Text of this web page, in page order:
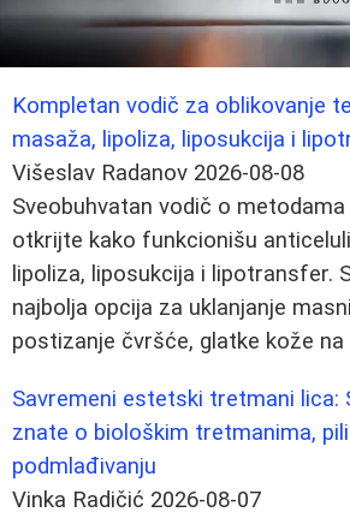
Kompletan vodič za oblikovanje
masaža, lipoliza, liposukcija i
Višeslav Radanov 2026-08-08
Sveobuhvatan vodič o
otkrijte kako funkcionišu
lipoliza, liposukcija i lipotransfer.
najbolja opcija za uklanjanje
postizanje čvršće, glatke kože na
Savremeni estetski tretmani lica:
znate o biološkim tretmanima,
podmlađivanju
Vinka Radičić 2026-08-07